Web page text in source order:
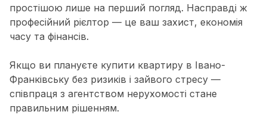
простішою лише на перший погляд. Насправді ж
професійний рієлтор — це ваш захист, економія
часу та фінансів.
Якщо ви плануєте купити квартиру в Івано-
Франківську без ризиків і зайвого стресу —
співпраця з агентством нерухомості стане
правильним рішенням.